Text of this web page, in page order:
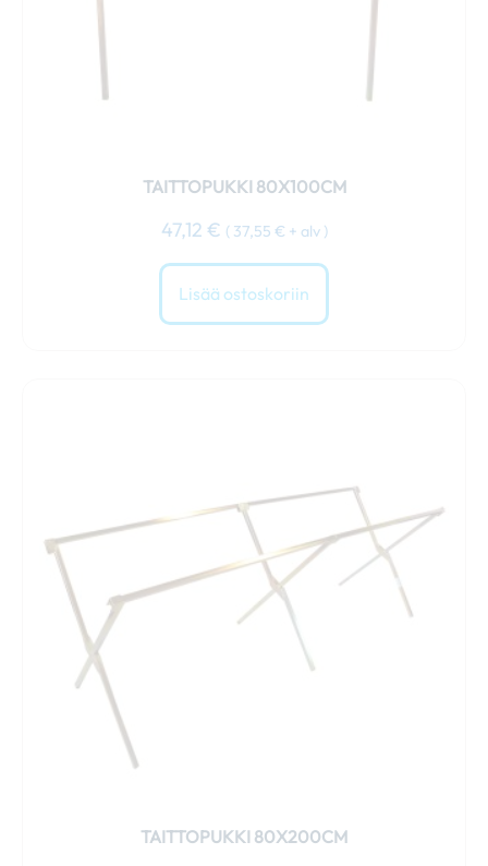
TAITTOPUKKI 80X100CM
47,12 € ( 37,55 € + alv )
Lisää ostoskoriin
TAITTOPUKKI 80X200CM